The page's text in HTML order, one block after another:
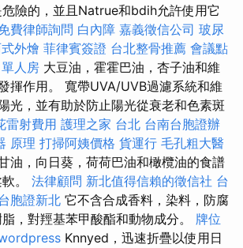
險的，並且Natrue和bdih允許使用它
費律師詢問 白內障 嘉義徵信公司 玻尿
外燴 菲律賓簽證 台北整骨推薦 會議點
人房 大豆油，霍霍巴油，杏子油和維
揮作用。 寬帶UVA/UVB過濾系統和維
光，並有助於防止陽光從衰老和色素斑
雷射費用 護理之家 台北 台南台胞證辦
原理 打掃阿姨價格 貨運行 毛孔粗大醫
油，向日葵，荷荷巴油和橄欖油的食譜
。 法律顧問 新北值得信賴的徵信社 台
胞證新北 它不含合成香料，染料，防腐
，對羥基苯甲酸酯和動物成分。 牌位
Knnyed，迅速折疊以使用日